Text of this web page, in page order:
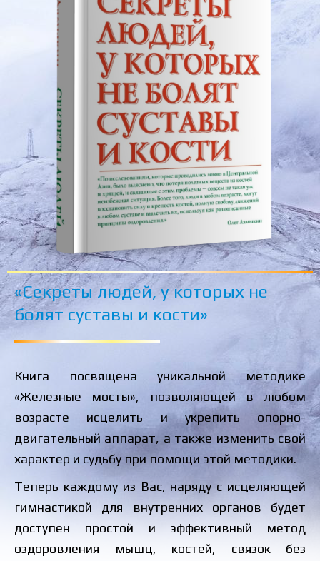
«Секреты людей, у которых не
болят суставы и кости»
Книга посвящена уникальной методике
«Железные мосты», позволяющей в любом
возрасте исцелить и укрепить опорно-
двигательный аппарат, а также изменить свой
характер и судьбу при помощи этой методики.
Теперь каждому из Вас, наряду с исцеляющей
гимнастикой для внутренних органов будет
доступен простой и эффективный метод
оздоровления мышц, костей, связок без